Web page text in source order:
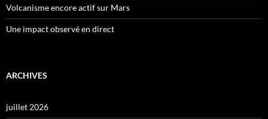
Volcanisme encore actif sur Mars
Une impact observé en direct
ARCHIVES
juillet 2026